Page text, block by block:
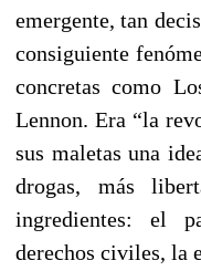
emergente, tan
consiguiente
concretas como
Lennon. Era “la
sus maletas una
drogas, más
ingredientes: el
derechos civiles, la